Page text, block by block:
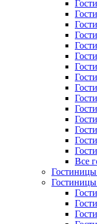
Все
Гостиницы